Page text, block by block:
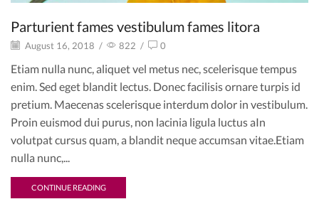
Parturient fames vestibulum fames litora
August 16, 2018 / 822 / 0
Etiam nulla nunc, aliquet vel metus nec, scelerisque tempus
enim. Sed eget blandit lectus. Donec facilisis ornare turpis id
pretium. Maecenas scelerisque interdum dolor in vestibulum.
Proin euismod dui purus, non lacinia ligula luctus aIn
volutpat cursus quam, a blandit neque accumsan vitae.Etiam
nulla nunc,...
CONTINUE READING